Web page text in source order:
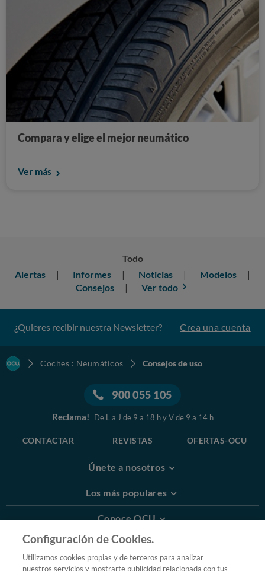
Compara y elige el mejor neumático
Ver más
Todo
Alertas
Informes Noticias
Modelos
Consejos
Ver todo
¿Quieres recibir nuestra Newsletter? Crea una cuenta
Coches : Neumáticos Consejos de uso
900 055 105
Reclama! De L a J de 9 a 18 h y V de 9 a 14 h
CONTACTAR REVISTAS OFERTAS-OCU
Únete a nosotros
Los más populares
Conoce OCU
Más Información
Configuración de Cookies.
Utilizamos cookies propias y de terceros para analizar
nuestros servicios y mostrarte publicidad relacionada con tus